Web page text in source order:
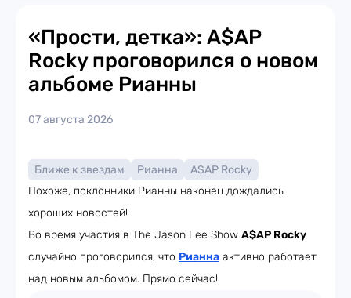
«Прости, детка»: A$AP
Rocky проговорился о новом
альбоме Рианны
07 августа 2026
Ближе к звездам Рианна
A$AP Rocky
Похоже, поклонники Рианны наконец дождались
хороших новостей!
Во время участия в The Jason Lee Show A$AP Rocky
случайно проговорился, что Рианна активно работает
над новым альбомом. Прямо сейчас!